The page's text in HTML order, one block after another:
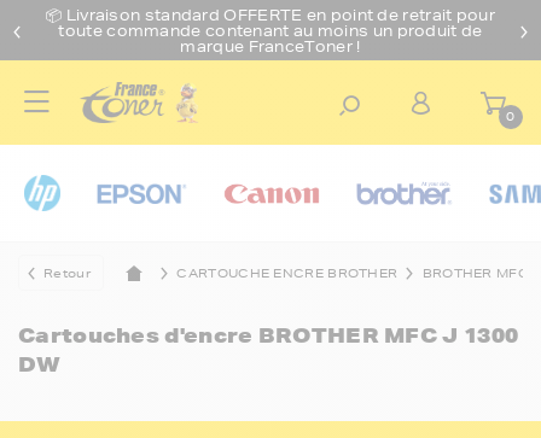
📦 Livraison standard OFFERTE en point de retrait pour
toute commande contenant au moins un produit de
marque FranceToner !
0
Retour CARTOUCHE ENCRE BROTHER BROTHER MFC
Cartouches d'encre BROTHER MFC J 1300
DW